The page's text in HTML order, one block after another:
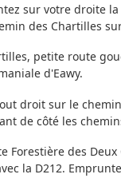
sur votre droite
des Chartilles
petite route
d'Eawy.
droit sur le
de côté les
Forestière des
la D212.